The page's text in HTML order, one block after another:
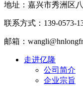
地址：嘉兴市秀洲区
联系方式：139-0573-
邮箱：
走进亿隆
公司简介
企业宗旨